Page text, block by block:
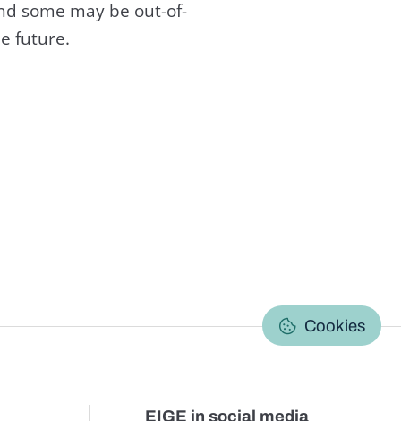
some may be out-of-
future.
Cookies
EIGE in social media